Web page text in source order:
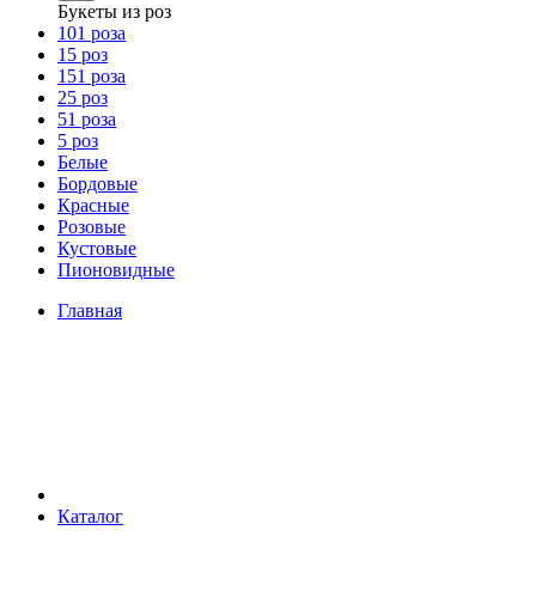
Букеты из роз
101 роза
15 роз
151 роза
25 роз
51 роза
5 роз
Белые
Бордовые
Красные
Розовые
Кустовые
Пионовидные
Главная
Каталог